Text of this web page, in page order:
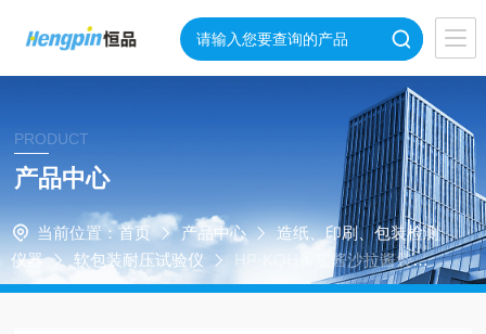
PRODUCT
产品中心
当前位置： 首页 产品中心
造纸、印刷、包装检测
仪器
软包装耐压试验仪
HP-KQH番茄酱沙拉酱袋耐
压性能试验仪